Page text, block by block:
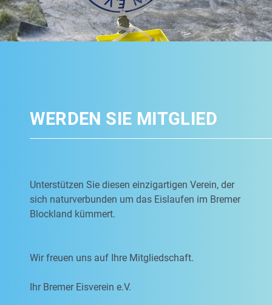
WERDEN SIE MITGLIED
Unterstützen Sie diesen einzigartigen Verein, der
sich naturverbunden um das Eislaufen im Bremer
Blockland kümmert.
Wir freuen uns auf Ihre Mitgliedschaft.
Ihr Bremer Eisverein e.V.